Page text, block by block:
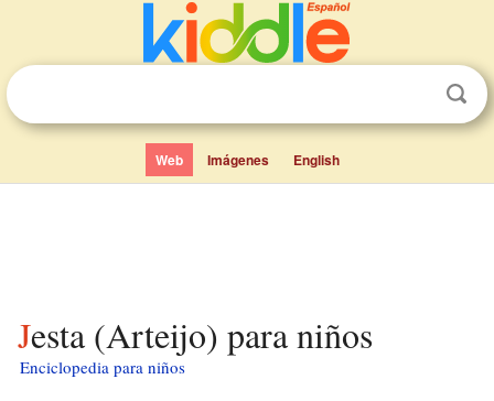
Web Imágenes English
Jesta (Arteijo) para niños
Enciclopedia para niños